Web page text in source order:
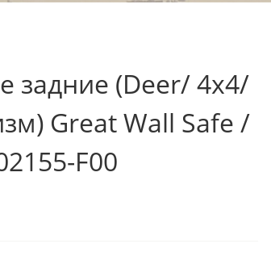
задние (Deer/ 4x4/
Great Wall Safe /
F00